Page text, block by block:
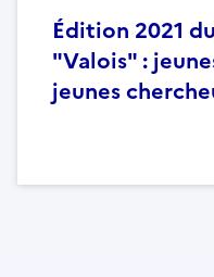
Édition 2021
"Valois" :
jeunes